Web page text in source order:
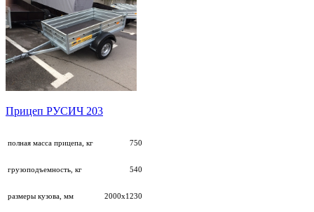
Прицеп РУСИЧ 203
полная масса прицепа, кг 750
грузоподъемность, кг 540
размеры кузова, мм 2000х1230